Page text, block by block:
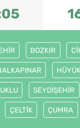
BOZKIR
HÜYÜK
SEYDİŞEHİR
ÇELTİK ÇUMRA